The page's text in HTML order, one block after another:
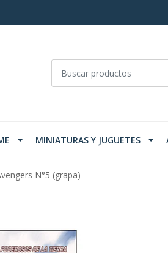
MINIATURAS Y JUGUETES
N°5 (grapa)